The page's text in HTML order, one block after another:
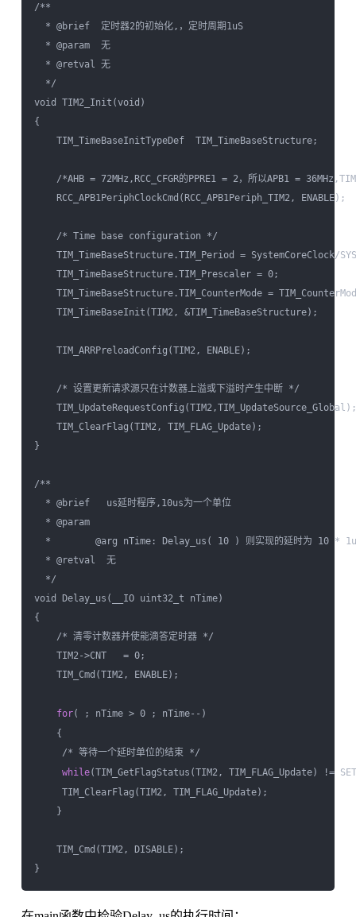
/**
* @brief  定时器2的初始化,，定时周期1uS
* @param  无
* @retval 无
*/
void TIM2_Init(void)
{
TIM_TimeBaseInitTypeDef  TIM_TimeBaseStructure;
/*AHB = 72MHz,RCC_CFGR的PPRE1 = 2，所以APB1 =
RCC_APB1PeriphClockCmd(RCC_APB1Periph_TIM2, ENABLE);
/* Time base configuration */
TIM_TimeBaseStructure.TIM_Period = SystemCoreClock/
TIM_TimeBaseStructure.TIM_Prescaler = 0;
TIM_TimeBaseStructure.TIM_CounterMode =
TIM_TimeBaseInit(TIM2, &TIM_TimeBaseStructure);
TIM_ARRPreloadConfig(TIM2, ENABLE);
/* 设置更新请求源只在计数器上溢或下溢时产生中断 */
TIM_ClearFlag(TIM2, TIM_FLAG_Update);
}
/**
* @brief   us延时程序,10us为一个单位
* @param
*        @arg nTime: Delay_us( 10 ) 则实现的延时为 10 *
* @retval  无
*/
void Delay_us(__IO uint32_t nTime)
{
/* 清零计数器并使能滴答定时器 */
TIM2->CNT   = 0;
TIM_Cmd(TIM2, ENABLE);
for( ; nTime > 0 ; nTime--)
{
/* 等待一个延时单位的结束 */
while(TIM_GetFlagStatus(TIM2, TIM_FLAG_Update) !=
TIM_ClearFlag(TIM2, TIM_FLAG_Update);
}
TIM_Cmd(TIM2, DISABLE);